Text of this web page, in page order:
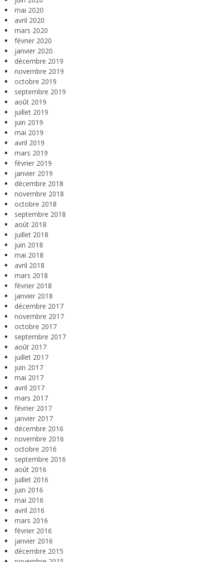
mai 2020
avril 2020
mars 2020
février 2020
janvier 2020
décembre 2019
novembre 2019
octobre 2019
septembre 2019
août 2019
juillet 2019
juin 2019
mai 2019
avril 2019
mars 2019
février 2019
janvier 2019
décembre 2018
novembre 2018
octobre 2018
septembre 2018
août 2018
juillet 2018
juin 2018
mai 2018
avril 2018
mars 2018
février 2018
janvier 2018
décembre 2017
novembre 2017
octobre 2017
septembre 2017
août 2017
juillet 2017
juin 2017
mai 2017
avril 2017
mars 2017
février 2017
janvier 2017
décembre 2016
novembre 2016
octobre 2016
septembre 2016
août 2016
juillet 2016
juin 2016
mai 2016
avril 2016
mars 2016
février 2016
janvier 2016
décembre 2015